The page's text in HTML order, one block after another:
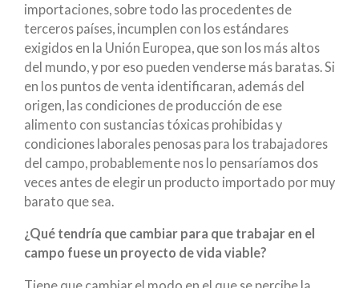
importaciones, sobre todo las procedentes de
terceros países, incumplen con los estándares
exigidos en la Unión Europea, que son los más altos
del mundo, y por eso pueden venderse más baratas. Si
en los puntos de venta identificaran, además del
origen, las condiciones de producción de ese
alimento con sustancias tóxicas prohibidas y
condiciones laborales penosas para los trabajadores
del campo, probablemente nos lo pensaríamos dos
veces antes de elegir un producto importado por muy
barato que sea.
¿Qué tendría que cambiar para que trabajar en el
campo fuese un proyecto de vida viable?
Tiene que cambiar el modo en el que se percibe la